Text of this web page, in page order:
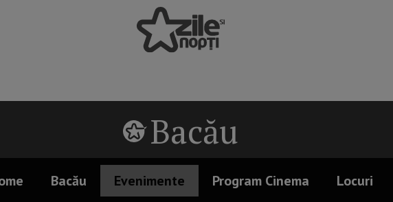
Bacău
Bacău Evenimente Program Cinema Locuri